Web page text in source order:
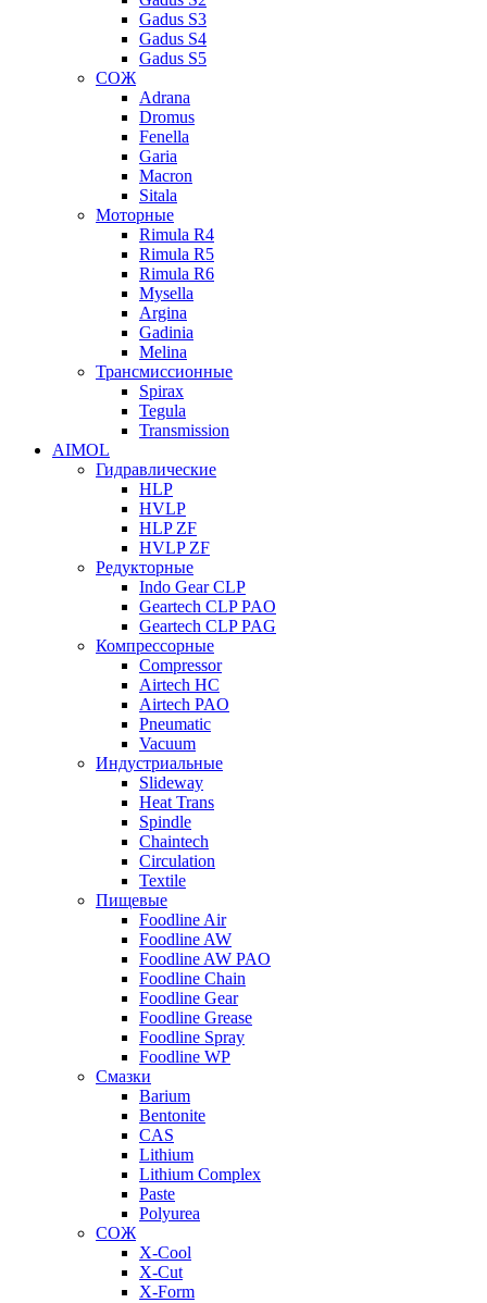
Gadus S3
Gadus S4
Gadus S5
СОЖ
Adrana
Dromus
Fenella
Garia
Macron
Sitala
Моторные
Rimula R4
Rimula R5
Rimula R6
Mysella
Argina
Gadinia
Melina
Трансмиссионные
Spirax
Tegula
Transmission
AIMOL
Гидравлические
HLP
HVLP
HLP ZF
HVLP ZF
Редукторные
Indo Gear CLP
Geartech CLP PAO
Geartech CLP PAG
Компрессорные
Compressor
Airtech HC
Airtech PAO
Pneumatic
Vacuum
Индустриальные
Slideway
Heat Trans
Spindle
Chaintech
Circulation
Textile
Пищевые
Foodline Air
Foodline AW
Foodline AW PAO
Foodline Chain
Foodline Gear
Foodline Grease
Foodline Spray
Foodline WP
Смазки
Barium
Bentonite
CAS
Lithium
Lithium Complex
Paste
Polyurea
СОЖ
X-Cool
X-Cut
X-Form